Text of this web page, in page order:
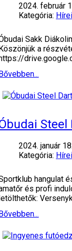
2024. február
Kategória:
Sakk
a
Steel
2024. január
Kategória:
hangulat
és profi